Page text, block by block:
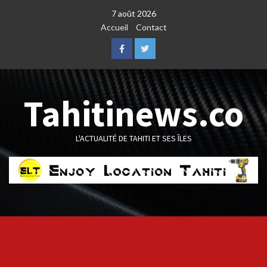
7 août 2026
Accueil
Contact
FacebookTwitter
Tahitinews.co
L'ACTUALITÉ DE TAHITI ET SES ÎLES